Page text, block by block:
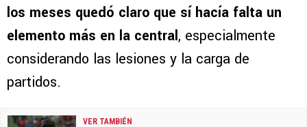
los meses quedó claro que sí hacía falta un
elemento más en la central, especialmente
considerando las lesiones y la carga de
partidos.
VER TAMBIÉN